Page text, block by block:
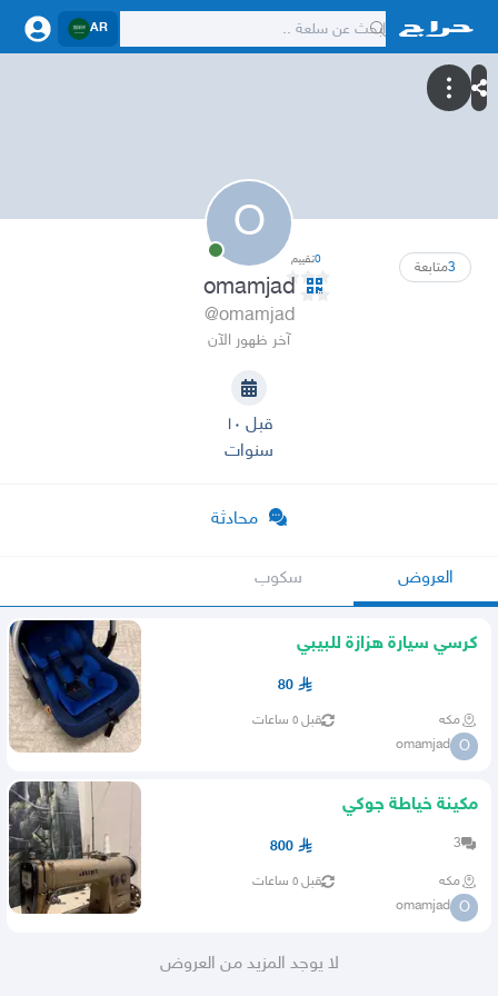
AR
O
3متابعة 0تقييم
omamjad
@omamjad
آخر ظهور الآن
قبل ١٠
سنوات
محادثة
العروض سكوب
كرسي سيارة هزازة للبيبي
80
مكه قبل ٥ ساعات
O
omamjad
مكينة خياطة جوكي
3
800
مكه قبل ٥ ساعات
O
omamjad
لا يوجد المزيد من العروض